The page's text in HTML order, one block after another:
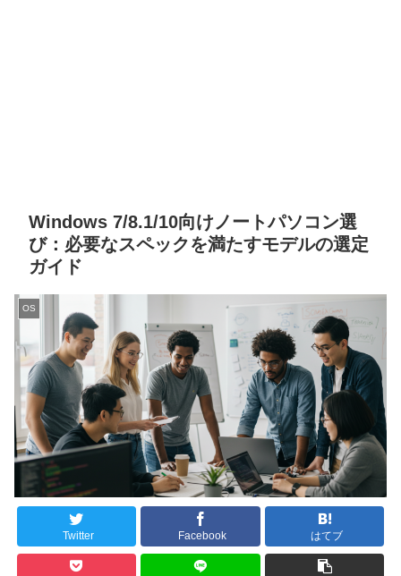
Windows 7/8.1/10向けノートパソコン選
び：必要なスペックを満たすモデルの選定
ガイド
OS
Twitter Facebook はてブ